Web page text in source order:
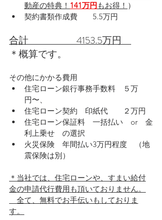
動産の特典！ 141万円 もお得！ ）
契約書類作成費　　5.5万円
合計　　　　　4153.5万円
＊概算です。
その他にかかる費用
住宅ローン銀行事務手数料　５万
円〜、
住宅ローン契約　印紙代　　２万円
住宅ローン保証料　一括払い　or　金
利上乗せ　の選択
火災保険　年間払い3万円程度　（地
震保険は別）
＊当社では、住宅ローンや、すまい給付
金の申請代行費用も頂いておりません。
全て、無料でお手伝いもしておりま
す。